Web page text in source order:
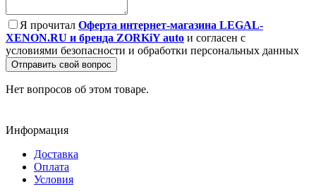
Я прочитал Оферта интернет-магазина LEGAL-
XENON.RU и бренда ZORKiY auto и согласен с
условиями безопасности и обработки персональных данных
Отправить свой вопрос
Нет вопросов об этом товаре.
Информация
Доставка
Оплата
Условия